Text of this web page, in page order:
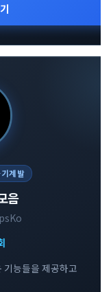
계발
음
기능들을 제공하고